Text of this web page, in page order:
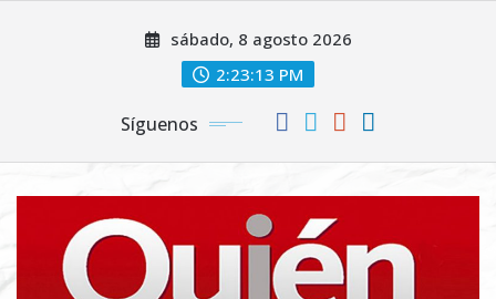
sábado, 8 agosto 2026
2:23:14 PM
Síguenos